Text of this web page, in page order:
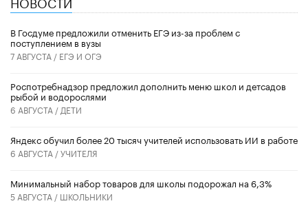
В Госдуме предложили отменить ЕГЭ из-за проблем с
поступлением в вузы
7 АВГУСТА / ЕГЭ И ОГЭ
Роспотребнадзор предложил дополнить меню школ и детсадов
рыбой и водорослями
6 АВГУСТА / ДЕТИ
​Яндекс обучил более 20 тысяч учителей использовать ИИ в работе
6 АВГУСТА /УЧИТЕЛЯ
Минимальный набор товаров для школы подорожал на 6,3%
5 АВГУСТА / ШКОЛЬНИКИ